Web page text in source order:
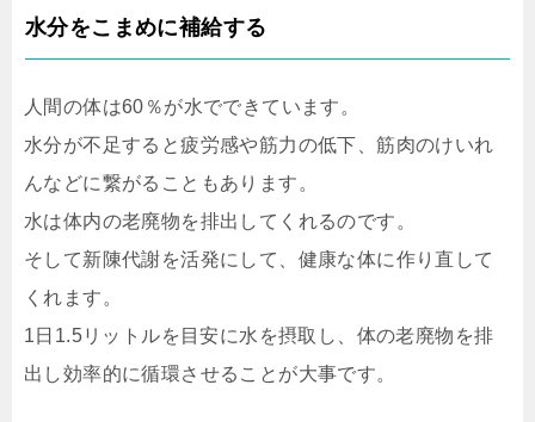
水分をこまめに補給する
人間の体は60％が水でできています。
水分が不足すると疲労感や筋力の低下、筋肉のけいれ
んなどに繋がることもあります。
水は体内の老廃物を排出してくれるのです。
そして新陳代謝を活発にして、健康な体に作り直して
くれます。
1日1.5リットルを目安に水を摂取し、体の老廃物を排
出し効率的に循環させることが大事です。